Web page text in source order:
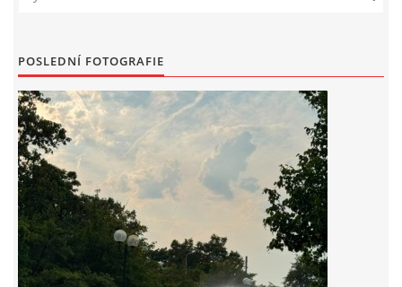
326 00 Plzeň
hasicikoterov@email.cz
© 2026 eStránky.cz |WebSlice Aktualizováno: 4. 8. 2026
Nahoru ↑
POSLEDNÍ FOTOGRAFIE